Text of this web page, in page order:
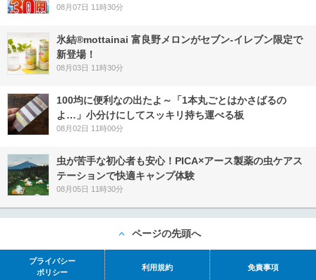
08月07日 11時30分
氷結®mottainai 富良野メロンがセブン‐イレブン限定で
新登場！
08月03日 11時30分
100均に便利なの出たよ～「1本丸ごとはかさばるの
よ…」小分けにしてスッキリ持ち運べる板
08月02日 11時00分
虫が苦手な初心者も安心！PICA×アース製薬の虫ケアス
テーションで快適キャンプ体験
08月05日 11時30分
ページの先頭へ
プライバシー
ポリシー
利用規約 免責事項